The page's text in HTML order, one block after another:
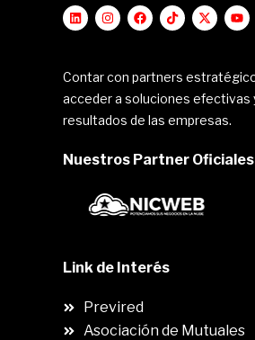
Contar con partners
acceder a soluciones efectivas
resultados de las empresas.
Nuestros Partner Oficiales
Link de Interés
Previred
Asociación de Mutuales